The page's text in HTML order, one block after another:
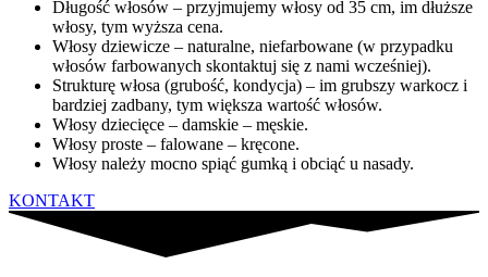
Długość włosów – przyjmujemy włosy od 35 cm, im dłuższe
włosy, tym wyższa cena.
Włosy dziewicze – naturalne, niefarbowane (w przypadku
włosów farbowanych skontaktuj się z nami wcześniej).
Strukturę włosa (grubość, kondycja) – im grubszy warkocz i
bardziej zadbany, tym większa wartość włosów.
Włosy dziecięce – damskie – męskie.
Włosy proste – falowane – kręcone.
Włosy należy mocno spiąć gumką i obciąć u nasady.
KONTAKT